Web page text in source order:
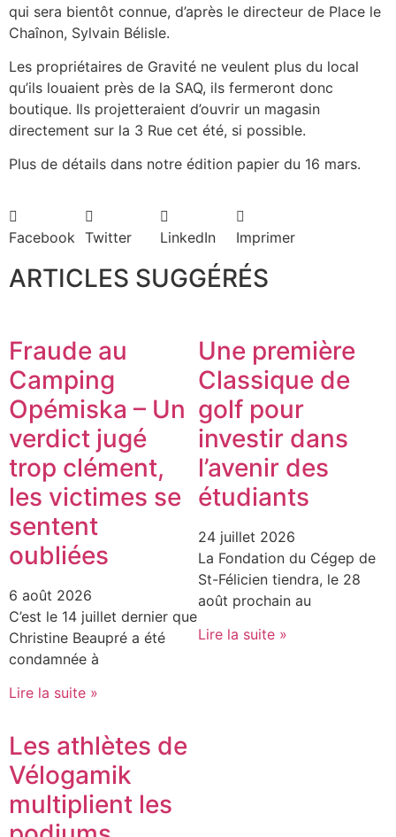
qui sera bientôt connue, d’après le directeur de Place le
Chaînon, Sylvain Bélisle.
Les propriétaires de Gravité ne veulent plus du local
qu’ils louaient près de la SAQ, ils fermeront donc
boutique. Ils projetteraient d’ouvrir un magasin
directement sur la 3 Rue cet été, si possible.
Plus de détails dans notre édition papier du 16 mars.
Facebook Twitter LinkedIn Imprimer
ARTICLES SUGGÉRÉS
Fraude au
Camping
Opémiska – Un
verdict jugé
trop clément,
les victimes se
sentent
oubliées
6 août 2026
C’est le 14 juillet dernier que
Christine Beaupré a été
condamnée à
Lire la suite »
Une première
Classique de
golf pour
investir dans
l’avenir des
étudiants
24 juillet 2026
La Fondation du Cégep de
St-Félicien tiendra, le 28
août prochain au
Lire la suite »
Les athlètes de
Vélogamik
multiplient les